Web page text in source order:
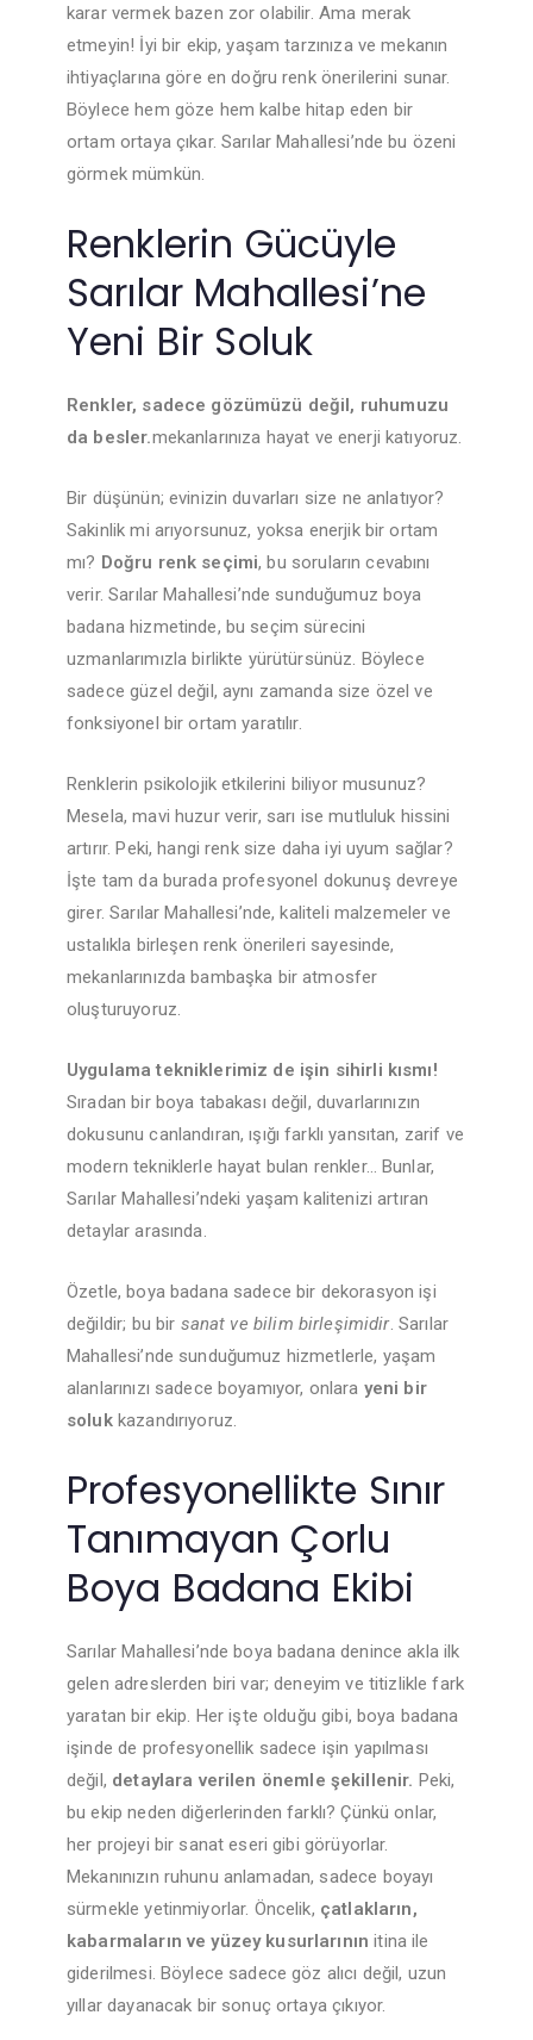
karar vermek bazen zor olabilir. Ama merak
etmeyin! İyi bir ekip, yaşam tarzınıza ve mekanın
ihtiyaçlarına göre en doğru renk önerilerini sunar.
Böylece hem göze hem kalbe hitap eden bir
ortam ortaya çıkar. Sarılar Mahallesi’nde bu özeni
görmek mümkün.
Renklerin Gücüyle
Sarılar Mahallesi’ne
Yeni Bir Soluk
Renkler, sadece gözümüzü değil, ruhumuzu
da besler.mekanlarınıza hayat ve enerji katıyoruz.
Bir düşünün; evinizin duvarları size ne anlatıyor?
Sakinlik mi arıyorsunuz, yoksa enerjik bir ortam
mı? Doğru renk seçimi, bu soruların cevabını
verir. Sarılar Mahallesi’nde sunduğumuz boya
badana hizmetinde, bu seçim sürecini
uzmanlarımızla birlikte yürütürsünüz. Böylece
sadece güzel değil, aynı zamanda size özel ve
fonksiyonel bir ortam yaratılır.
Renklerin psikolojik etkilerini biliyor musunuz?
Mesela, mavi huzur verir, sarı ise mutluluk hissini
artırır. Peki, hangi renk size daha iyi uyum sağlar?
İşte tam da burada profesyonel dokunuş devreye
girer. Sarılar Mahallesi’nde, kaliteli malzemeler ve
ustalıkla birleşen renk önerileri sayesinde,
mekanlarınızda bambaşka bir atmosfer
oluşturuyoruz.
Uygulama tekniklerimiz de işin sihirli kısmı!
Sıradan bir boya tabakası değil, duvarlarınızın
dokusunu canlandıran, ışığı farklı yansıtan, zarif ve
modern tekniklerle hayat bulan renkler… Bunlar,
Sarılar Mahallesi’ndeki yaşam kalitenizi artıran
detaylar arasında.
Özetle, boya badana sadece bir dekorasyon işi
değildir; bu bir sanat ve bilim birleşimidir. Sarılar
Mahallesi’nde sunduğumuz hizmetlerle, yaşam
alanlarınızı sadece boyamıyor, onlara yeni bir
solukkazandırıyoruz.
Profesyonellikte Sınır
Tanımayan Çorlu
Boya Badana Ekibi
Sarılar Mahallesi’nde boya badana denince akla ilk
gelen adreslerden biri var; deneyim ve titizlikle fark
yaratan bir ekip. Her işte olduğu gibi, boya badana
işinde de profesyonellik sadece işin yapılması
değil, detaylara verilen önemle şekillenir. Peki,
bu ekip neden diğerlerinden farklı? Çünkü onlar,
her projeyi bir sanat eseri gibi görüyorlar.
Mekanınızın ruhunu anlamadan, sadece boyayı
sürmekle yetinmiyorlar. Öncelik, çatlakların,
kabarmaların ve yüzey kusurlarının itina ile
giderilmesi. Böylece sadece göz alıcı değil, uzun
yıllar dayanacak bir sonuç ortaya çıkıyor.